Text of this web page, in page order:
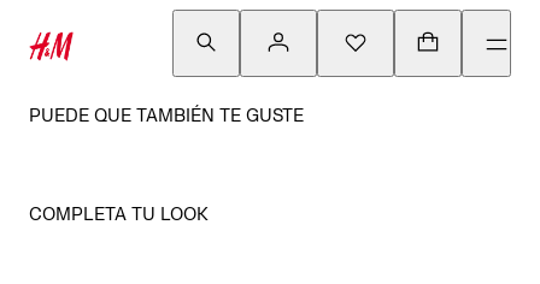
PUEDE QUE TAMBIÉN TE GUSTE
COMPLETA TU LOOK